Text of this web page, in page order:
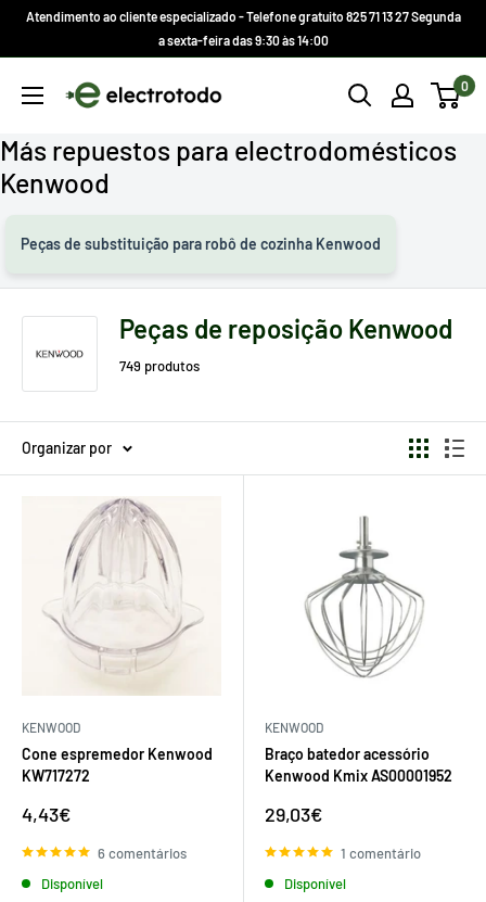
Atendimento ao cliente especializado - Telefone gratuito 825 71 13 27 Segunda
a sexta-feira das 9:30 às 14:00
Electrotodo.es 0
Más repuestos para electrodomésticos
Kenwood
Peças de substituição para robô de cozinha Kenwood
Peças de reposição Kenwood
749 produtos
Organizar por
KENWOOD
Cone espremedor Kenwood
KW717272
Preço
venda
4,43€
6 comentários
Disponível
KENWOOD
Braço batedor acessório
Kenwood Kmix AS00001952
Preço
venda
29,03€
1 comentário
Disponível